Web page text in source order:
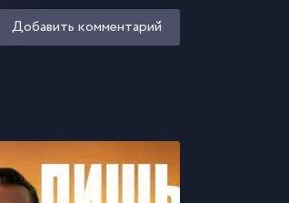
Добавить комментарий